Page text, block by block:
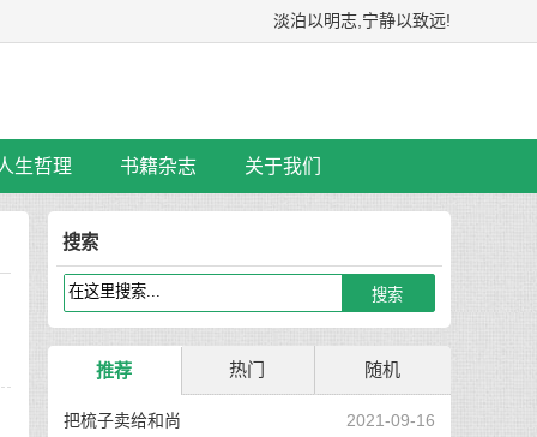
淡泊以明志,宁静以致远!
生哲理 书籍杂志 关于我们
搜索
推荐 热门 随机
2021-09-16
把梳子卖给和尚